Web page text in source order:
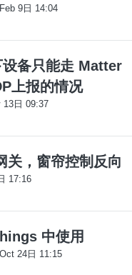
9日 14:04
备只能走 Matter
上报的情况
13日 09:37
关，窗帘控制反向
17:16
中使用
24日 11:15